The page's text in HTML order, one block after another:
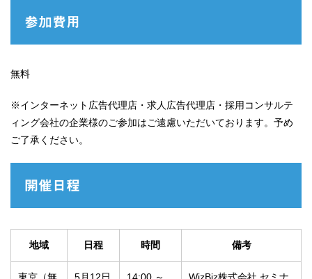
参加費用
無料
※インターネット広告代理店・求人広告代理店・採用コンサルテ
ィング会社の企業様のご参加はご遠慮いただいております。予め
ご了承ください。
開催日程
地域 日程 時間 備考